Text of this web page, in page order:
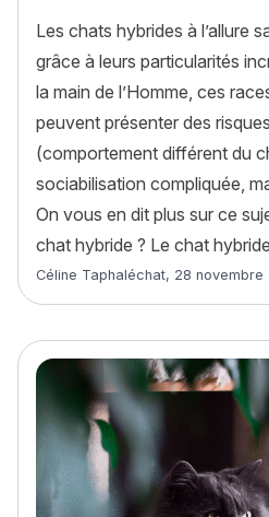
Les chats hybrides à l’allure
grâce à leurs particularités
la main de l’Homme, ces
peuvent présenter des
(comportement différent du
sociabilisation compliquée,
On vous en dit plus sur ce
chat hybride ? Le chat
Article rédigé par
Céline Taphaléchat, 28 novembre